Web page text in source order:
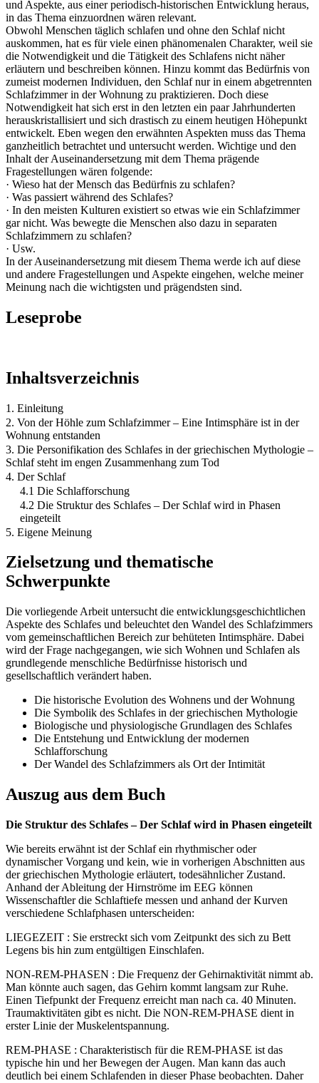
und Aspekte, aus einer periodisch-historischen Entwicklung heraus,
in das Thema einzuordnen wären relevant.
Obwohl Menschen täglich schlafen und ohne den Schlaf nicht
auskommen, hat es für viele einen phänomenalen Charakter, weil sie
die Notwendigkeit und die Tätigkeit des Schlafens nicht näher
erläutern und beschreiben können. Hinzu kommt das Bedürfnis von
zumeist modernen Individuen, den Schlaf nur in einem abgetrennten
Schlafzimmer in der Wohnung zu praktizieren. Doch diese
Notwendigkeit hat sich erst in den letzten ein paar Jahrhunderten
herauskristallisiert und sich drastisch zu einem heutigen Höhepunkt
entwickelt. Eben wegen den erwähnten Aspekten muss das Thema
ganzheitlich betrachtet und untersucht werden. Wichtige und den
Inhalt der Auseinandersetzung mit dem Thema prägende
Fragestellungen wären folgende:
· Wieso hat der Mensch das Bedürfnis zu schlafen?
· Was passiert während des Schlafes?
· In den meisten Kulturen existiert so etwas wie ein Schlafzimmer
gar nicht. Was bewegte die Menschen also dazu in separaten
Schlafzimmern zu schlafen?
· Usw.
In der Auseinandersetzung mit diesem Thema werde ich auf diese
und andere Fragestellungen und Aspekte eingehen, welche meiner
Meinung nach die wichtigsten und prägendsten sind.
Leseprobe
Inhaltsverzeichnis
1. Einleitung
2. Von der Höhle zum Schlafzimmer – Eine Intimsphäre ist in der
Wohnung entstanden
3. Die Personifikation des Schlafes in der griechischen Mythologie –
Schlaf steht im engen Zusammenhang zum Tod
4. Der Schlaf
4.1 Die Schlafforschung
4.2 Die Struktur des Schlafes – Der Schlaf wird in Phasen
eingeteilt
5. Eigene Meinung
Zielsetzung und thematische
Schwerpunkte
Die vorliegende Arbeit untersucht die entwicklungsgeschichtlichen
Aspekte des Schlafes und beleuchtet den Wandel des Schlafzimmers
vom gemeinschaftlichen Bereich zur behüteten Intimsphäre. Dabei
wird der Frage nachgegangen, wie sich Wohnen und Schlafen als
grundlegende menschliche Bedürfnisse historisch und
gesellschaftlich verändert haben.
Die historische Evolution des Wohnens und der Wohnung
Die Symbolik des Schlafes in der griechischen Mythologie
Biologische und physiologische Grundlagen des Schlafes
Die Entstehung und Entwicklung der modernen
Schlafforschung
Der Wandel des Schlafzimmers als Ort der Intimität
Auszug aus dem Buch
Die Struktur des Schlafes – Der Schlaf wird in Phasen eingeteilt
Wie bereits erwähnt ist der Schlaf ein rhythmischer oder
dynamischer Vorgang und kein, wie in vorherigen Abschnitten aus
der griechischen Mythologie erläutert, todesähnlicher Zustand.
Anhand der Ableitung der Hirnströme im EEG können
Wissenschaftler die Schlaftiefe messen und anhand der Kurven
verschiedene Schlafphasen unterscheiden:
LIEGEZEIT : Sie erstreckt sich vom Zeitpunkt des sich zu Bett
Legens bis hin zum entgültigen Einschlafen.
NON-REM-PHASEN : Die Frequenz der Gehirnaktivität nimmt ab.
Man könnte auch sagen, das Gehirn kommt langsam zur Ruhe.
Einen Tiefpunkt der Frequenz erreicht man nach ca. 40 Minuten.
Traumaktivitäten gibt es nicht. Die NON-REM-PHASE dient in
erster Linie der Muskelentspannung.
REM-PHASE : Charakteristisch für die REM-PHASE ist das
typische hin und her Bewegen der Augen. Man kann das auch
deutlich bei einem Schlafenden in dieser Phase beobachten. Daher